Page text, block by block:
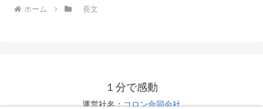
ホーム 長文
１分で感動
運営社名：コロン合同会社